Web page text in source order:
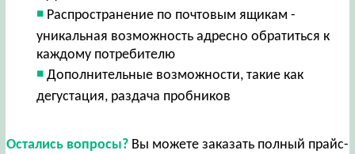
Распространение по почтовым ящикам -
уникальная возможность адресно обратиться к
каждому потребителю
Дополнительные возможности, такие как
дегустация, раздача пробников
Остались вопросы?Вы можете заказать полный прайс-